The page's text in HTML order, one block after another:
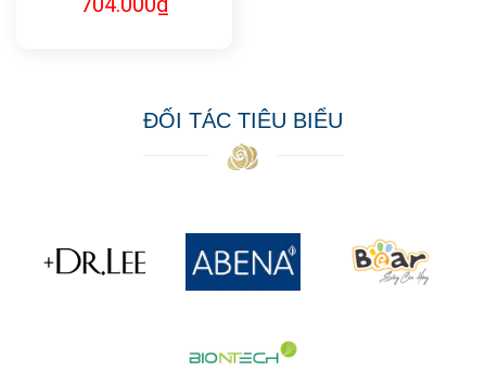
CordyCops Mycelium
ĐỐI TÁC TIÊU BIỂU